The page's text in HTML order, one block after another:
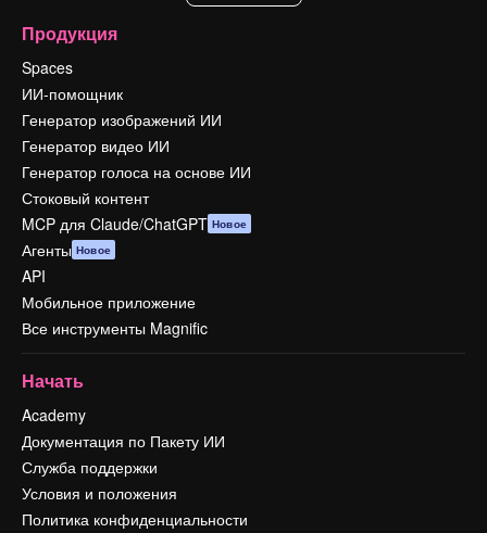
Продукция
Spaces
ИИ-помощник
Генератор изображений ИИ
Генератор видео ИИ
Генератор голоса на основе ИИ
Стоковый контент
MCP для Claude/ChatGPT Новое
Агенты Новое
API
Мобильное приложение
Все инструменты Magnific
Начать
Academy
Документация по Пакету ИИ
Служба поддержки
Условия и положения
Политика конфиденциальности